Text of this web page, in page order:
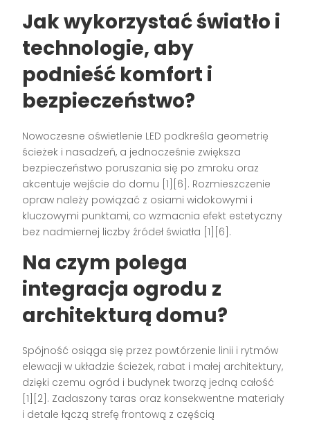
Jak wykorzystać światło i
technologie, aby
podnieść komfort i
bezpieczeństwo?
Nowoczesne oświetlenie LED podkreśla geometrię
ścieżek i nasadzeń, a jednocześnie zwiększa
bezpieczeństwo poruszania się po zmroku oraz
akcentuje wejście do domu [1][6]. Rozmieszczenie
opraw należy powiązać z osiami widokowymi i
kluczowymi punktami, co wzmacnia efekt estetyczny
bez nadmiernej liczby źródeł światła [1][6].
Na czym polega
integracja ogrodu z
architekturą domu?
Spójność osiąga się przez powtórzenie linii i rytmów
elewacji w układzie ścieżek, rabat i małej architektury,
dzięki czemu ogród i budynek tworzą jedną całość
[1][2]. Zadaszony taras oraz konsekwentne materiały
i detale łączą strefę frontową z częścią